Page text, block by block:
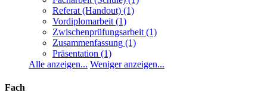
Referat (Handout) (1)
Vordiplomarbeit (1)
Zwischenprüfungsarbeit (1)
Zusammenfassung (1)
Präsentation (1)
Alle anzeigen... Weniger anzeigen...
Fach